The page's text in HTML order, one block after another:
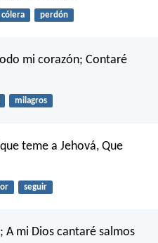
cólera perdón
mi corazón; Contaré
milagros
teme a Jehová, Que
seguir
A mi Dios cantaré salmos